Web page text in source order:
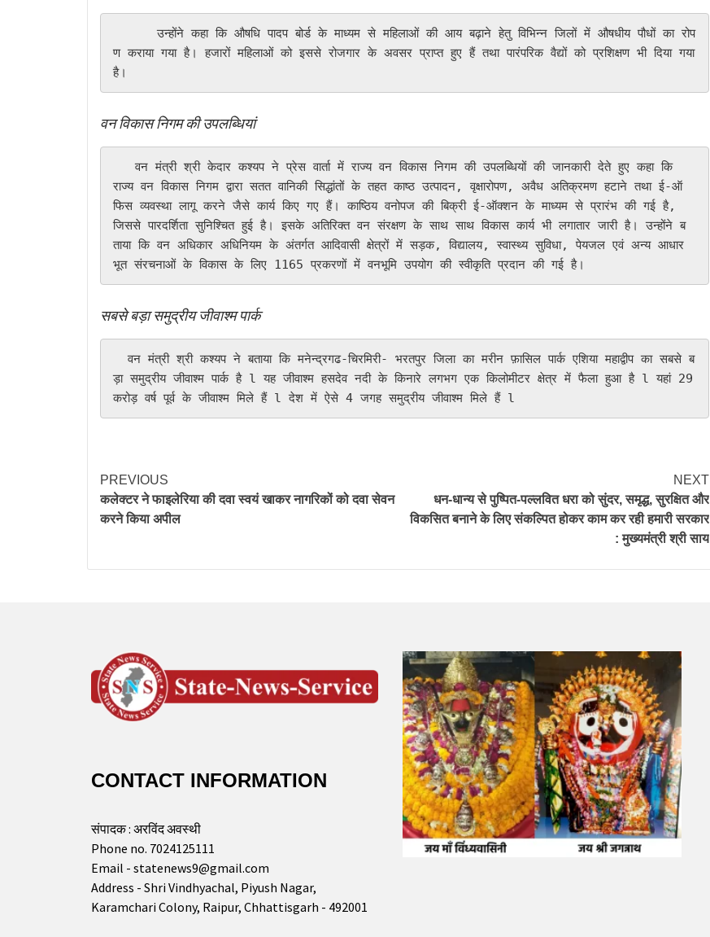
      उन्होंने कहा कि औषधि पादप बोर्ड के माध्यम से महिलाओं की आय बढ़ाने हेतु विभिन्न जिलों में औषधीय पौधों का रोप
ण कराया गया है। हजारों महिलाओं को इससे रोजगार के अवसर प्राप्त हुए हैं तथा पारंपरिक वैद्यों को प्रशिक्षण भी दिया गया
है।
वन विकास निगम की उपलब्धियां
   वन मंत्री श्री केदार कश्यप ने प्रेस वार्ता में राज्य वन विकास निगम की उपलब्धियों की जानकारी देते हुए कहा कि
राज्य वन विकास निगम द्वारा सतत वानिकी सिद्धांतों के तहत काष्ठ उत्पादन, वृक्षारोपण, अवैध अतिक्रमण हटाने तथा ई-ऑ
फिस व्यवस्था लागू करने जैसे कार्य किए गए हैं। काष्ठिय वनोपज की बिक्री ई-ऑक्शन के माध्यम से प्रारंभ की गई है,
जिससे पारदर्शिता सुनिश्चित हुई है। इसके अतिरिक्त वन संरक्षण के साथ साथ विकास कार्य भी लगातार जारी है। उन्होंने ब
ताया कि वन अधिकार अधिनियम के अंतर्गत आदिवासी क्षेत्रों में सड़क, विद्यालय, स्वास्थ्य सुविधा, पेयजल एवं अन्य आधार
भूत संरचनाओं के विकास के लिए 1165 प्रकरणों में वनभूमि उपयोग की स्वीकृति प्रदान की गई है।
सबसे बड़ा समुद्रीय जीवाश्म पार्क
  वन मंत्री श्री कश्यप ने बताया कि मनेन्द्रगढ-चिरमिरी- भरतपुर जिला का मरीन फ़ासिल पार्क एशिया महाद्वीप का सबसे ब
ड़ा समुद्रीय जीवाश्म पार्क है l यह जीवाश्म हसदेव नदी के किनारे लगभग एक किलोमीटर क्षेत्र में फैला हुआ है l यहां 29
करोड़ वर्ष पूर्व के जीवाश्म मिले हैं l देश में ऐसे 4 जगह समुद्रीय जीवाश्म मिले हैं l
PREVIOUS
कलेक्टर ने फाइलेरिया की दवा स्वयं खाकर नागरिकों को दवा सेवन
करने किया अपील
NEXT
धन-धान्य से पुष्पित-पल्लवित धरा को सुंदर, समृद्ध, सुरक्षित और
विकसित बनाने के लिए संकल्पित होकर काम कर रही हमारी सरकार
: मुख्यमंत्री श्री साय
CONTACT INFORMATION
संपादक : अरविंद अवस्थी
Phone no. 7024125111
Email - statenews9@gmail.com
Address - Shri Vindhyachal, Piyush Nagar,
Karamchari Colony, Raipur, Chhattisgarh - 492001